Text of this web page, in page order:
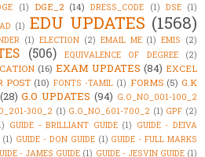
(1) DGE_2 (14) DRESS_CODE (1) DSE (1)
(1) EDU UPDATES (1568)
(1) ELECTION (2) EMAIL ME (1) EMIS (2)
(506) EQUIVALENCE OF DEGREE (2)
(16) EXAM UPDATES (84) EXCEL
POST (10) FONTS -TAMIL (1) FORMS (5) G.K
(28) G.O UPDATES (94) G.O_NO_001-100_2
300_2 (1) G.O_NO_601-700_2 (1) GPF (2)
GUIDE - BRILLIANT GUIDE (1) GUIDE - DEIVA
(1) GUIDE - DON GUIDE (1) GUIDE - FULL MARKS
- JAMES GUIDE (1) GUIDE - JESVIN GUIDE (1)